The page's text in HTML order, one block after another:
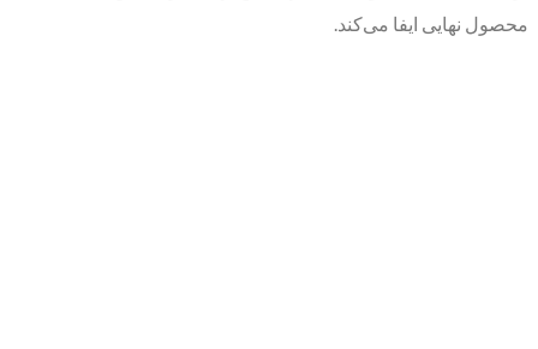
محصول نهایی ایفا می‌کند.